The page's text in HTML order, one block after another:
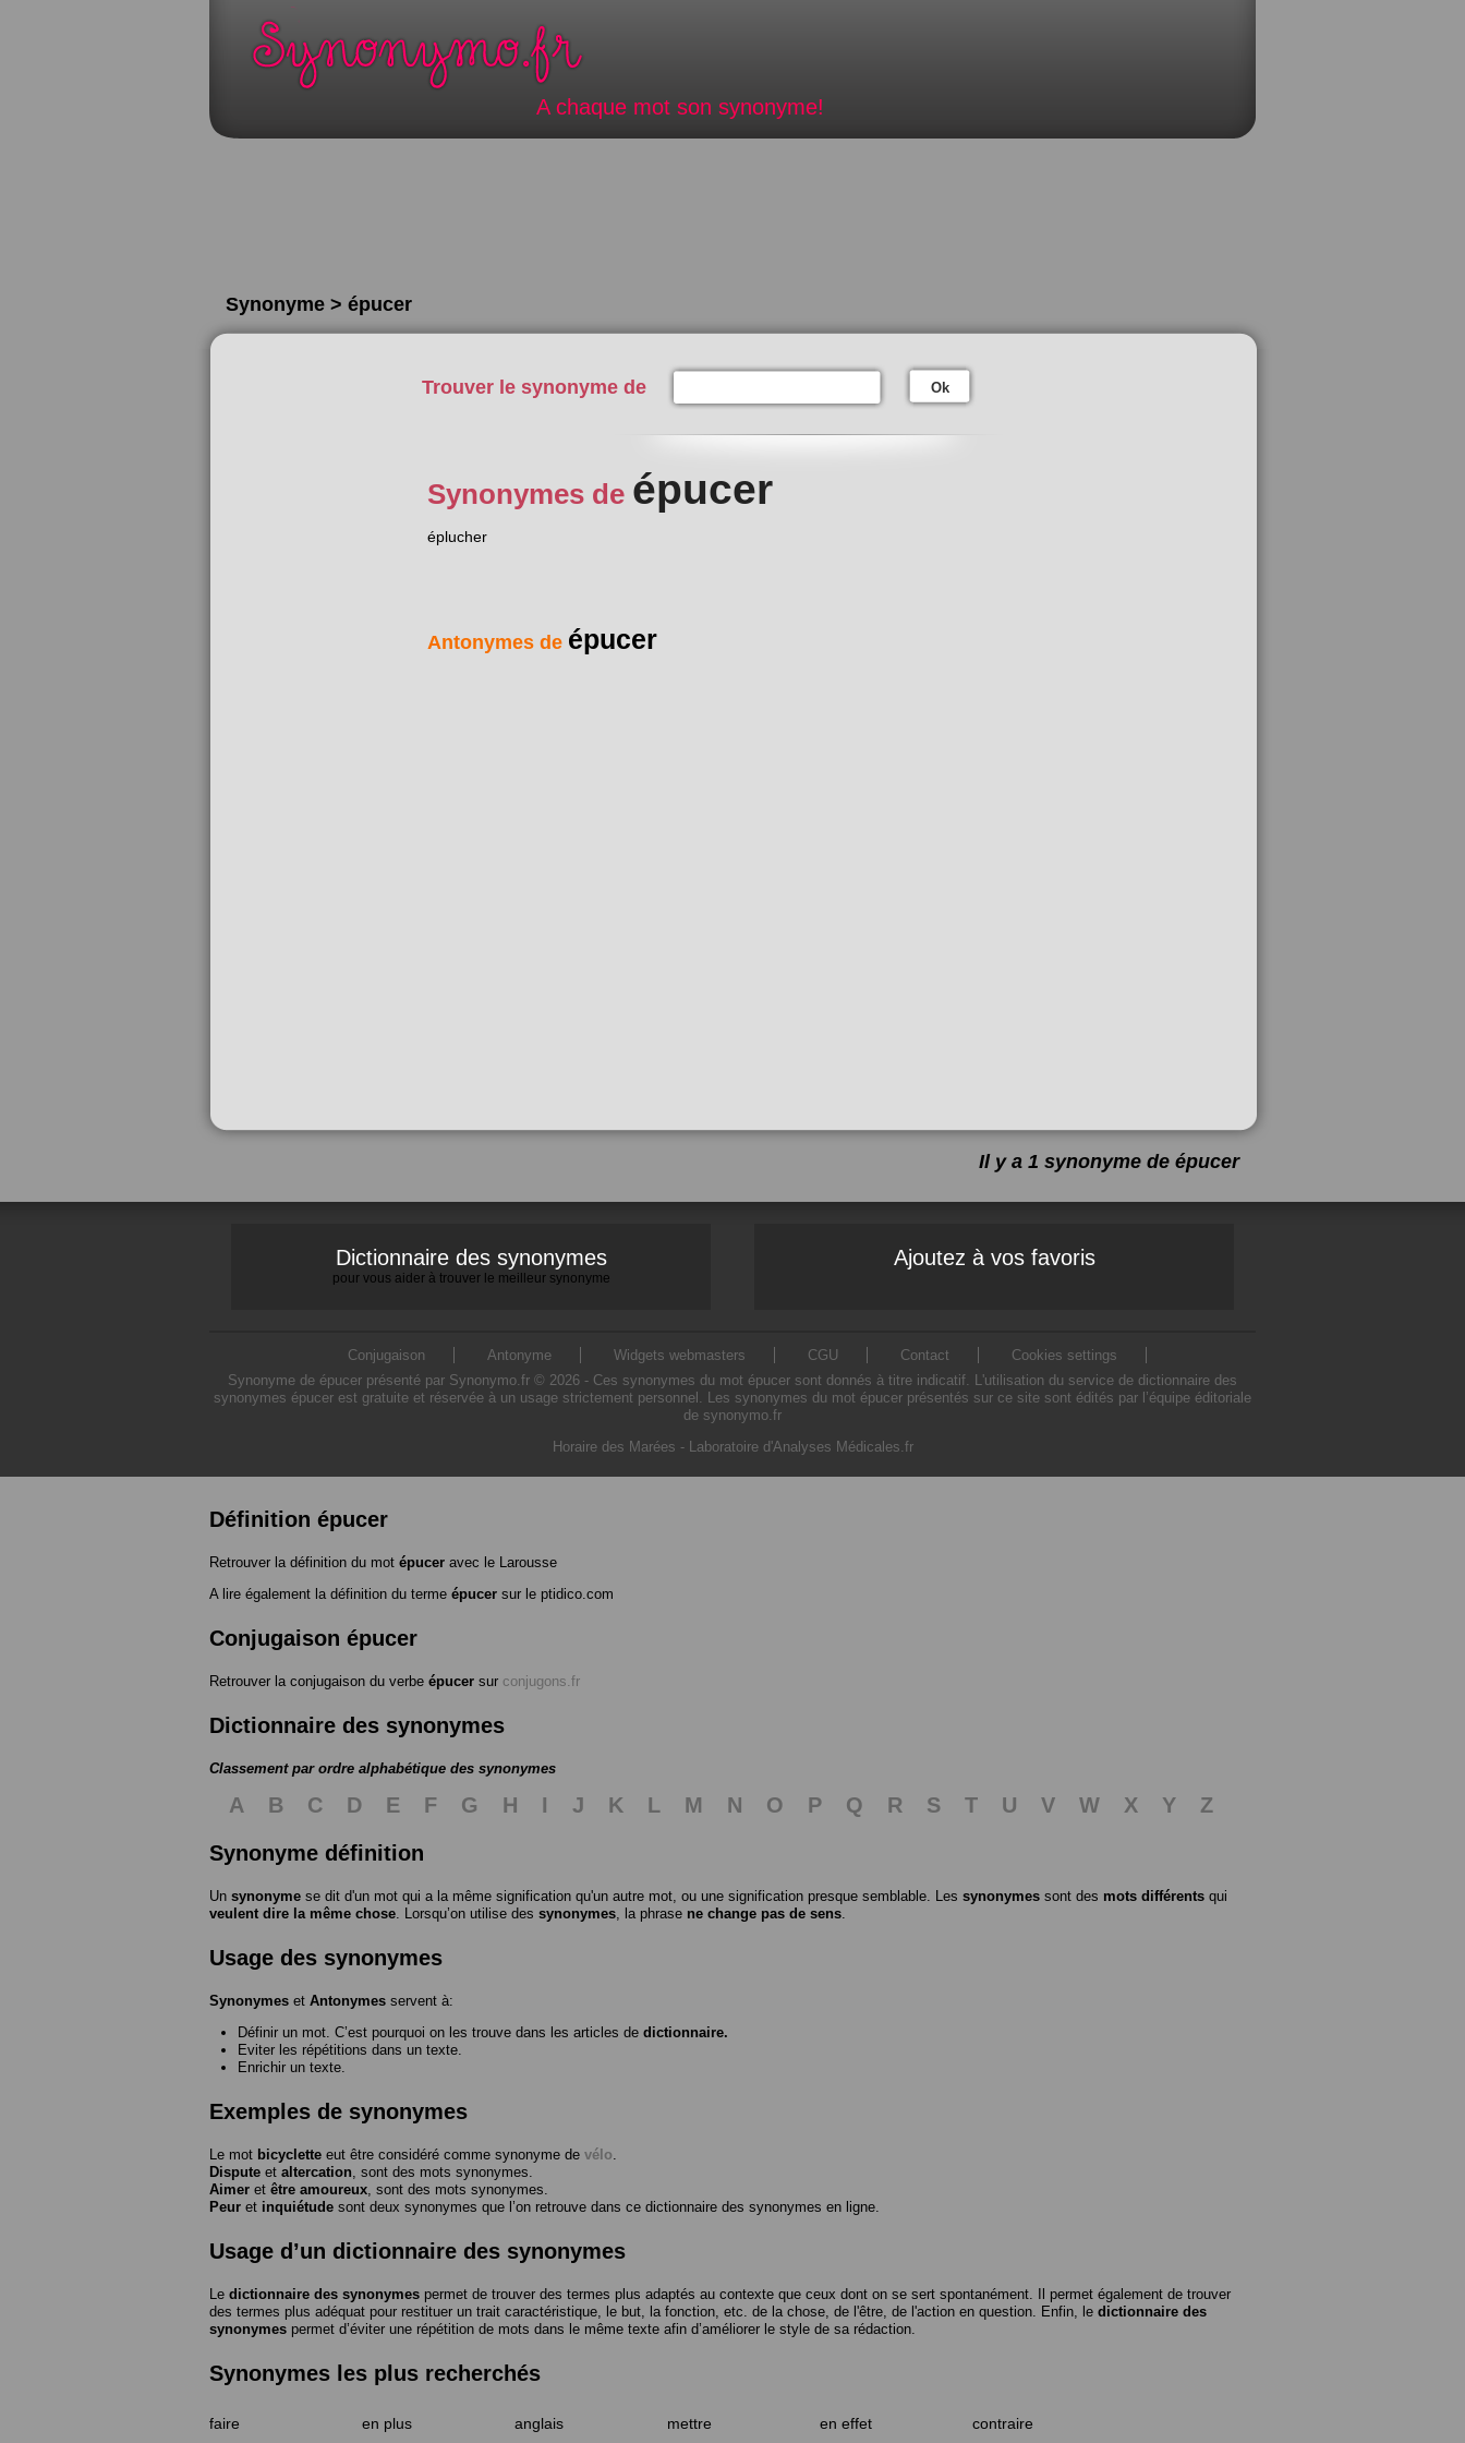
A chaque mot son synonyme!
Synonyme > épucer
Trouver le synonyme de Ok
Synonymes de épucer
éplucher
Antonymes de épucer
Il y a 1 synonyme de épucer
Dictionnaire des synonymes
pour vous aider à trouver le meilleur synonyme
Ajoutez à vos favoris
Conjugaison Antonyme Widgets webmasters CGU Contact
Cookies settings
Synonyme de épucer présenté par Synonymo.fr © 2026 - Ces synonymes du mot épucer sont donnés à titre indicatif. L'utilisation du service de dictionnaire des
synonymes épucer est gratuite et réservée à un usage strictement personnel. Les synonymes du mot épucer présentés sur ce site sont édités par l’équipe éditoriale
de synonymo.fr
Horaire des Marées - Laboratoire d'Analyses Médicales.fr
Définition épucer
Retrouver la définition du mot épucer avec le Larousse
A lire également la définition du terme épucer sur le ptidico.com
Conjugaison épucer
Retrouver la conjugaison du verbe épucer sur conjugons.fr
Dictionnaire des synonymes
Classement par ordre alphabétique des synonymes
A B C D E F G H I J K L M N O P Q R S T U V W X Y
Z
Synonyme définition
Un synonyme se dit d'un mot qui a la même signification qu'un autre mot, ou une signification presque semblable. Les synonymes sont des mots différents qui
veulent dire la même chose . Lorsqu’on utilise des synonymes , la phrase ne change pas de sens
Usage des synonymes
Synonymes et Antonymes servent à:
Définir un mot. C’est pourquoi on les trouve dans les articles de dictionnaire.
Eviter les répétitions dans un texte.
Enrichir un texte.
Exemples de synonymes
Le mot bicyclette eut être considéré comme synonyme de vélo
Dispute et altercation , sont des mots synonymes.
Aimer et être amoureux , sont des mots synonymes.
Peur et inquiétude sont deux synonymes que l’on retrouve dans ce dictionnaire des synonymes en ligne.
Usage d’un dictionnaire des synonymes
Le dictionnaire des synonymes permet de trouver des termes plus adaptés au contexte que ceux dont on se sert spontanément. Il permet également de trouver
des termes plus adéquat pour restituer un trait caractéristique, le but, la fonction, etc. de la chose, de l'être, de l'action en question. Enfin, le dictionnaire des
synonymes permet d’éviter une répétition de mots dans le même texte afin d’améliorer le style de sa rédaction.
Synonymes les plus recherchés
faire en plus anglais mettre en effet contraire